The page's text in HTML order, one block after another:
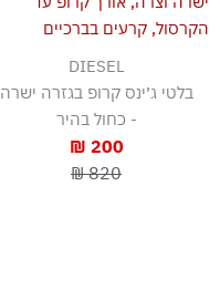
DIESEL
בלטי ג׳ינס קרופ בגזרה ישרה
- כחול בהיר
200 ₪
820 ₪